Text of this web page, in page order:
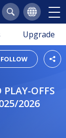
Upgrade
FOLLOW
2026